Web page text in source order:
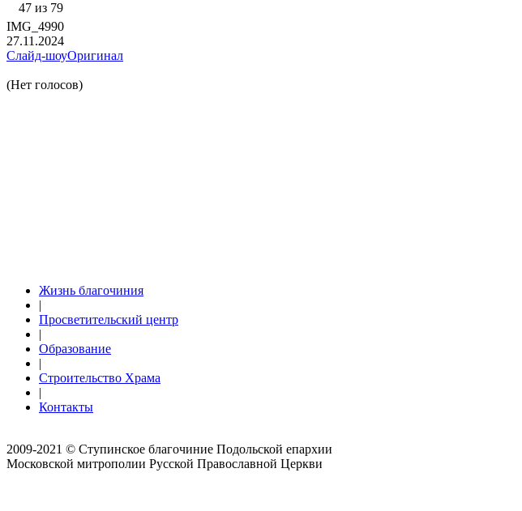
47 из 79
IMG_4990
27.11.2024
Слайд-шоуОригинал
(Нет голосов)
Жизнь благочиния
|
Просветительский центр
|
Образование
|
Строительство Храма
|
Контакты
2009-2021 © Ступинское благочиние Подольской епархии
Московской митрополии Русской Православной Церкви